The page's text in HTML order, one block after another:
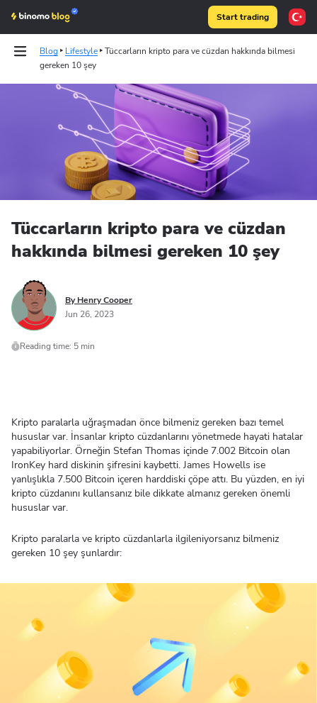
Start trading
Blog Lifestyle
Tüccarların kripto para ve cüzdan hakkında bilmesi
gereken 10 şey
Binomo on Telegram
Tüccarların kripto para ve cüzdan
hakkında bilmesi gereken 10 şey
By Henry Cooper
Jun 26, 2023
Reading time: 5 min
Kripto paralarla uğraşmadan önce bilmeniz gereken bazı temel
hususlar var. İnsanlar kripto cüzdanlarını yönetmede hayati hatalar
yapabiliyorlar. Örneğin Stefan Thomas içinde 7.002 Bitcoin olan
IronKey hard diskinin şifresini kaybetti. James Howells ise
yanlışlıkla 7.500 Bitcoin içeren harddiski çöpe attı. Bu yüzden, en iyi
kripto cüzdanını kullansanız bile dikkate almanız gereken önemli
hususlar var.
Kripto paralarla ve kripto cüzdanlarla ilgileniyorsanız bilmeniz
gereken 10 şey şunlardır: